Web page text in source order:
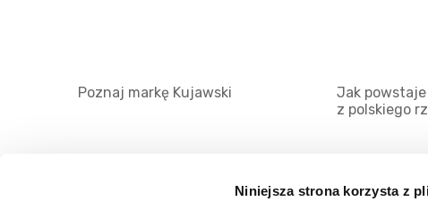
Niniejsza strona korzysta z
Poznaj markę Kujawski
Jak
z polskiego